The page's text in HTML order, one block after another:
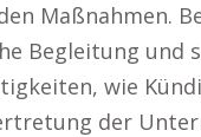
Maßnahmen.
Begleitung und
wie
der